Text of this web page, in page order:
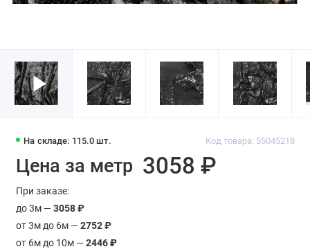
На складе: 115.0 шт. Код товара: 55045218
Цена за метр 3058 ₽
При заказе:
до 3м —3058 ₽
от 3м до 6м —2752 ₽
от 6м до 10м —2446 ₽